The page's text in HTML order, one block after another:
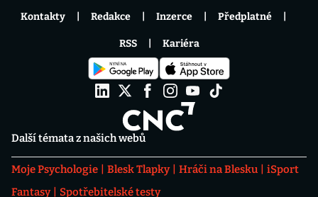
Další témata z našich webů
Moje Psychologie Blesk Tlapky Hráči na Blesku
iSport
Fantasy
Spotřebitelské testy
Kontakty Redakce Inzerce Předplatné
RSS Kariéra